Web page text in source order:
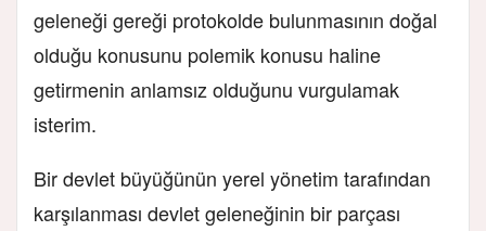
geleneği gereği protokolde bulunmasının doğal
olduğu konusunu polemik konusu haline
getirmenin anlamsız olduğunu vurgulamak
isterim.
Bir devlet büyüğünün yerel yönetim tarafından
karşılanması devlet geleneğinin bir parçası